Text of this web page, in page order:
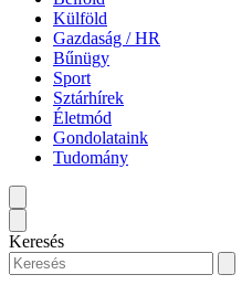
Külföld
Gazdaság / HR
Bűnügy
Sport
Sztárhírek
Életmód
Gondolataink
Tudomány
Keresés